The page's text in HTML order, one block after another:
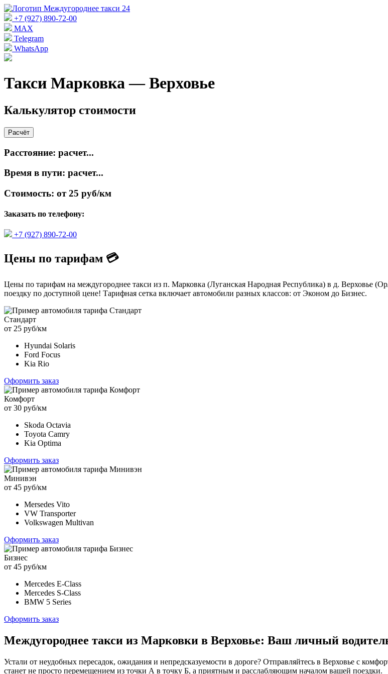
+7 (927) 890-72-00
MAX
Telegram
WhatsApp
Такси Марковка — Верховье
Калькулятор стоимости
Расчёт
Расстояние: расчет...
Время в пути: расчет...
Стоимость: от 25 руб/км
Заказать по телефону:
+7 (927) 890-72-00
Цены по тарифам 💳
Цены по тарифам на междугороднее такси из п. Марковка (Луганская Народная Республика) в д. Верховье
поездку по доступной цене! Тарифная сетка включает автомобили разных классов: от Эконом до Бизнес.
Стандарт
от 25 руб/км
Hyundai Solaris
Ford Focus
Kia Rio
Оформить заказ
Комфорт
от 30 руб/км
Skoda Octavia
Toyota Camry
Kia Optima
Оформить заказ
Минивэн
от 45 руб/км
Mersedes Vito
VW Transporter
Volkswagen Multivan
Оформить заказ
Бизнес
от 45 руб/км
Mercedes E-Class
Mercedes S-Class
BMW 5 Series
Оформить заказ
Междугороднее такси из Марковки в Верховье: Ваш личный
Устали от неудобных пересадок, ожидания и непредсказуемости в дороге? Отправляйтесь в Верховье с
станет не просто перемещением из точки А в точку Б, а приятным и расслабляющим началом вашей поездки.